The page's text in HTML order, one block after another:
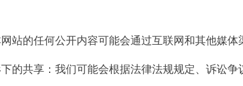
站的任何公开内容可能会通过互联网和其他媒体
的共享：我们可能会根据法律法规规定、诉讼